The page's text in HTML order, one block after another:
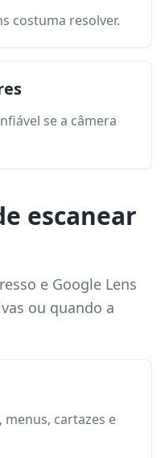
costuma resolver.
se a câmera
escanear
e Google Lens
ou quando a
menus, cartazes e